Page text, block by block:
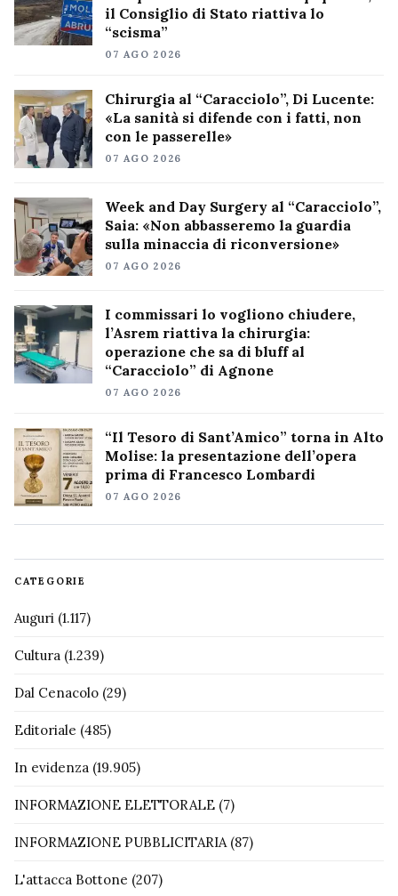
il Consiglio di Stato riattiva lo
“scisma”
07 AGO 2026
Chirurgia al “Caracciolo”, Di Lucente:
«La sanità si difende con i fatti, non
con le passerelle»
07 AGO 2026
Week and Day Surgery al “Caracciolo”,
Saia: «Non abbasseremo la guardia
sulla minaccia di riconversione»
07 AGO 2026
I commissari lo vogliono chiudere,
l’Asrem riattiva la chirurgia:
operazione che sa di bluff al
“Caracciolo” di Agnone
07 AGO 2026
“Il Tesoro di Sant’Amico” torna in Alto
Molise: la presentazione dell’opera
prima di Francesco Lombardi
07 AGO 2026
CATEGORIE
Auguri (1.117)
Cultura (1.239)
Dal Cenacolo (29)
Editoriale (485)
In evidenza (19.905)
INFORMAZIONE ELETTORALE (7)
INFORMAZIONE PUBBLICITARIA(87)
L'attacca Bottone (207)